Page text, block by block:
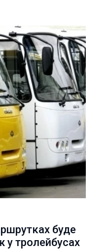
буде
у тролейбусах